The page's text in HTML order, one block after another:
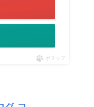
ポチップ